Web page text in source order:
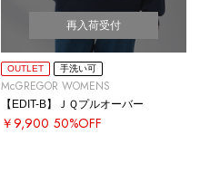
再入荷受付
OUTLET 手洗い可
McGREGOR WOMENS
【EDIT-B】ＪＱプルオーバー
￥9,900 50%OFF